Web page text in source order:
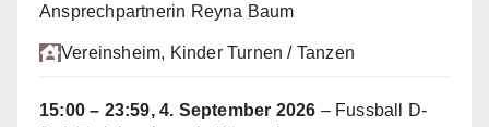
Ansprechpartnerin Reyna Baum
Vereinsheim, Kinder Turnen / Tanzen
15:00 – 23:59,4. September 2026 – Fussball D-